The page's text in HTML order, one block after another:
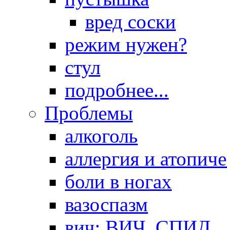
вред соски
режим нужен?
стул
подробнее...
Проблемы
алкоголь
аллергия и
боли в ногах
вазоспазм